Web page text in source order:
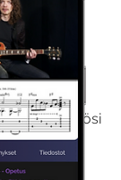
käyttöösi